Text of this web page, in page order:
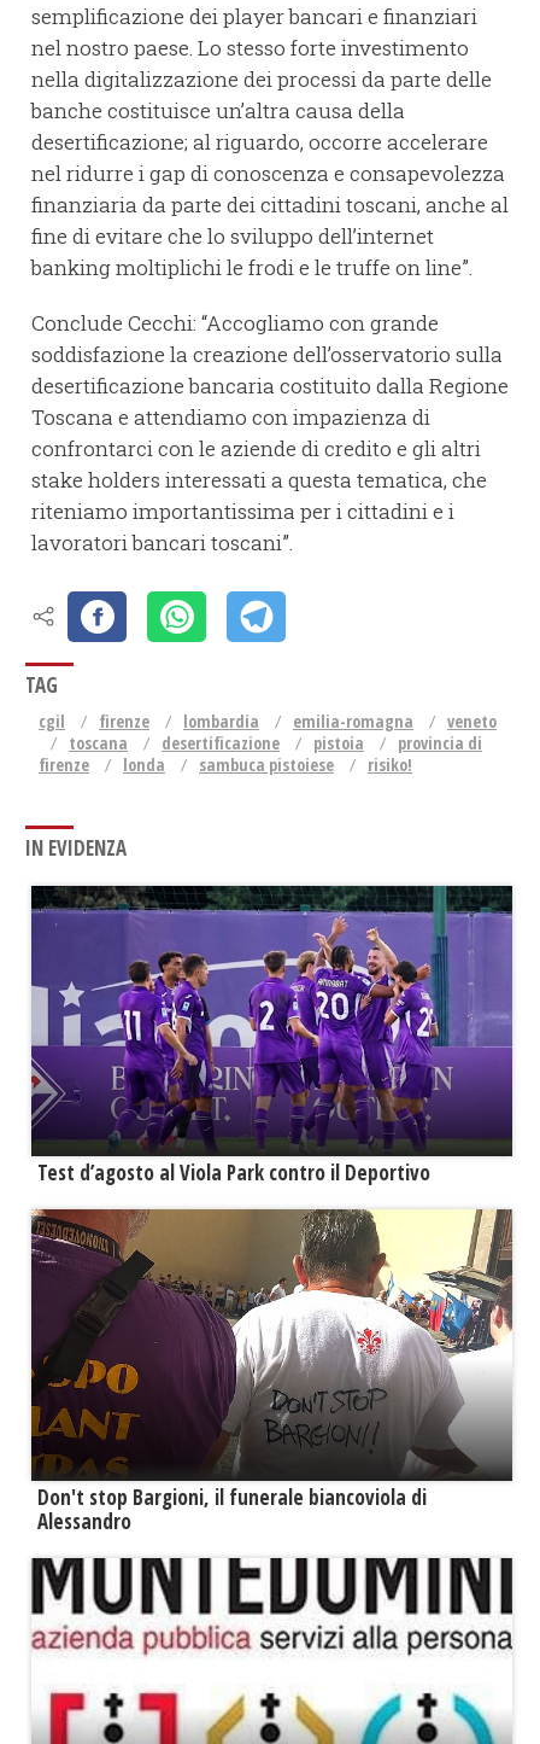
semplificazione dei player bancari e finanziari
nel nostro paese. Lo stesso forte investimento
nella digitalizzazione dei processi da parte delle
banche costituisce un’altra causa della
desertificazione; al riguardo, occorre accelerare
nel ridurre i gap di conoscenza e consapevolezza
finanziaria da parte dei cittadini toscani, anche al
fine di evitare che lo sviluppo dell’internet
banking moltiplichi le frodi e le truffe on line”.
Conclude Cecchi: “Accogliamo con grande
soddisfazione la creazione dell’osservatorio sulla
desertificazione bancaria costituito dalla Regione
Toscana e attendiamo con impazienza di
confrontarci con le aziende di credito e gli altri
stake holders interessati a questa tematica, che
riteniamo importantissima per i cittadini e i
lavoratori bancari toscani”.
TAG
cgil firenze lombardia emilia-romagna
veneto
toscana
desertificazione pistoia
provincia di
firenze
londa sambuca pistoiese risiko!
IN EVIDENZA
Test d’agosto al Viola Park contro il Deportivo
Don't stop Bargioni, il funerale biancoviola di
Alessandro